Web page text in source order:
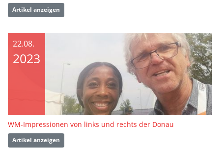
Artikel anzeigen
22.08.
2023
WM-Impressionen von links und rechts der Donau
Artikel anzeigen